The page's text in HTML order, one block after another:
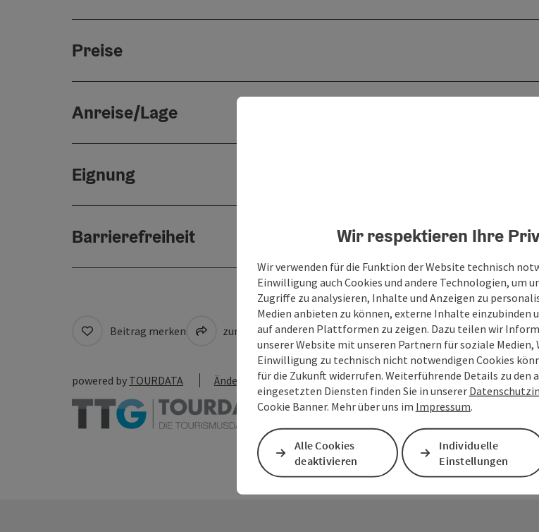
Preise
Anreise/Lage
Eignung
Barrierefreiheit
Beitrag merken zum Merkzettel PDF erstellen Beitrag drucken
powered by TOURDATA Änderung vorschlagen
Wir respektieren Ihre
Wir verwenden für die Funktion der Website technisch
Einwilligung auch Cookies und andere Technologien, um
Zugriffe zu analysieren, Inhalte und Anzeigen zu
Medien anbieten zu können, externe Inhalte einzubinden
auf anderen Plattformen zu zeigen. Dazu teilen wir
unserer Website mit unseren Partnern für soziale Medien,
Einwilligung zu technisch nicht notwendigen Cookies
für die Zukunft widerrufen. Weiterführende Details zu den
eingesetzten Diensten finden Sie in unserer
Cookie Banner. Mehr über uns im Impressum.
Alle Cookies
deaktivieren
Individuelle
Einstellungen